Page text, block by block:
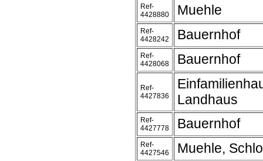
Ref-
4428880
Muehle
Ref-
4428242
Bauernhof
Ref-
4428068
Bauernhof
Ref-
4427836
Landhaus
Ref-
4427778
Bauernhof
Ref-
4427546
Muehle,